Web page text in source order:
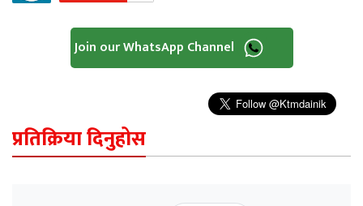
Join our WhatsApp Channel
प्रतिक्रिया दिनुहोस